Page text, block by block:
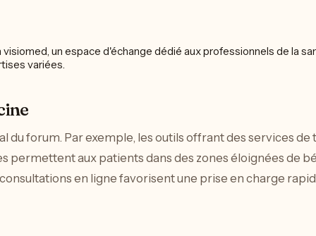
du forum. Par exemple, les outils offrant des services
permettent aux patients dans des zones éloignées de
en ligne favorisent une prise en charge